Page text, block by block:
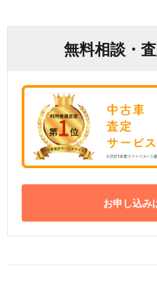
無料相談・
お申し込み